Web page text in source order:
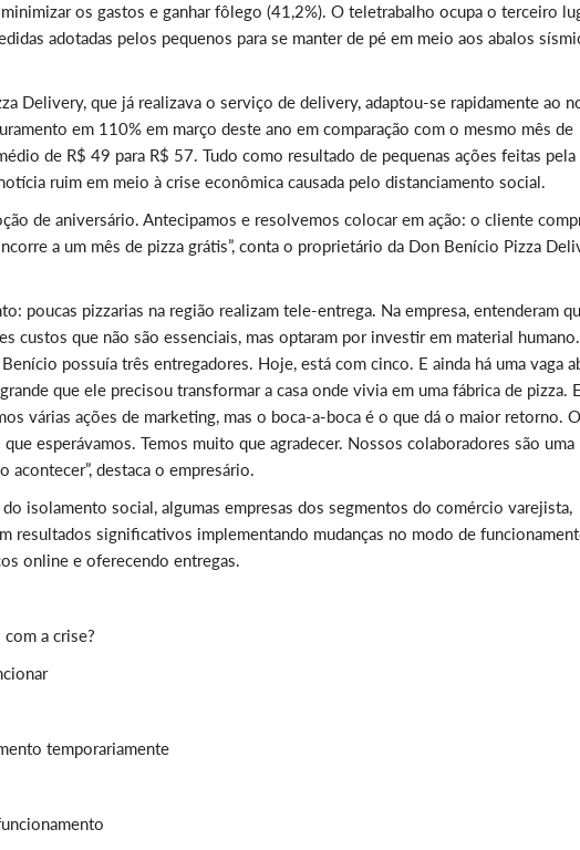
os gastos e ganhar fôlego (41,2%). O teletrabalho ocupa o terceiro
adotadas pelos pequenos para se manter de pé em meio aos abalos
Delivery, que já realizava o serviço de delivery, adaptou-se rapidamente ao
em 110% em março deste ano em comparação com o mesmo mês de
de R$ 49 para R$ 57. Tudo como resultado de pequenas ações feitas pela
ruim em meio à crise econômica causada pelo distanciamento social.
de aniversário. Antecipamos e resolvemos colocar em ação: o cliente
a um mês de pizza grátis”, conta o proprietário da Don Benício Pizza
poucas pizzarias na região realizam tele-entrega. Na empresa, entenderam
custos que não são essenciais, mas optaram por investir em material humano.
possuía três entregadores. Hoje, está com cinco. E ainda há uma vaga
que ele precisou transformar a casa onde vivia em uma fábrica de pizza.
várias ações de marketing, mas o boca-a-boca é o que dá o maior retorno. O
esperávamos. Temos muito que agradecer. Nossos colaboradores são uma
acontecer”, destaca o empresário.
isolamento social, algumas empresas dos segmentos do comércio varejista,
resultados significativos implementando mudanças no modo de
online e oferecendo entregas.
a crise?
temporariamente